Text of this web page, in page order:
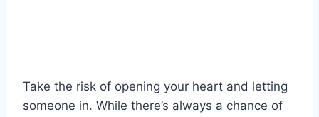
Take the risk of opening your heart and letting
someone in. While there’s always a chance of